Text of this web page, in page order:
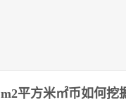
m2平方米㎡币如何挖